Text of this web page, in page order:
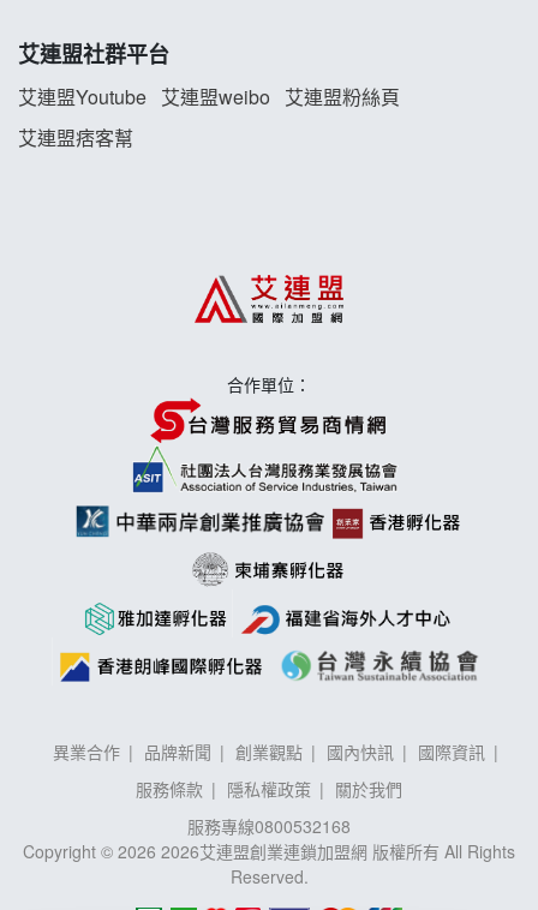
珍好味臭臭鍋加盟說明會
藍象廷泰式火鍋加盟說明會
莫尼早餐Morni加盟說明會
艾連盟社群平台
艾連盟Youtube 艾連盟weibo
艾連盟粉絲頁
艾連盟痞客幫
合作單位：
異業合作 品牌新聞 創業觀點 國內快訊
國際資訊
服務條款
隱私權政策
關於我們
服務專線0800532168
Copyright © 2026 2026艾連盟創業連鎖加盟網 版權所有 All Rights
Reserved.